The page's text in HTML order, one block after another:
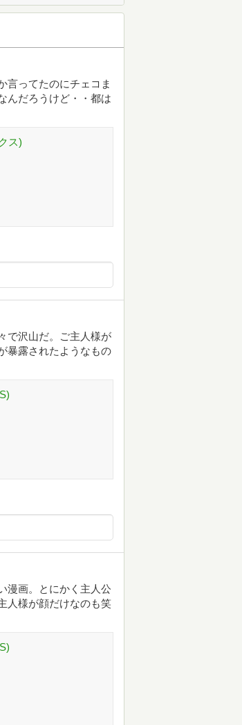
言ってたのにチェコま
んだろうけど・・都は
ス)
で沢山だ。ご主人様が
暴露されたようなもの
漫画。とにかく主人公
人様が顔だけなのも笑